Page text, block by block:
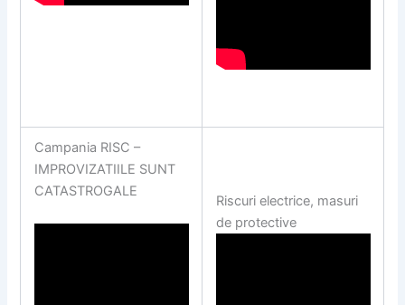
Campania RISC –
IMPROVIZATIILE SUNT
CATASTROGALE
Riscuri electrice, masuri
de protective